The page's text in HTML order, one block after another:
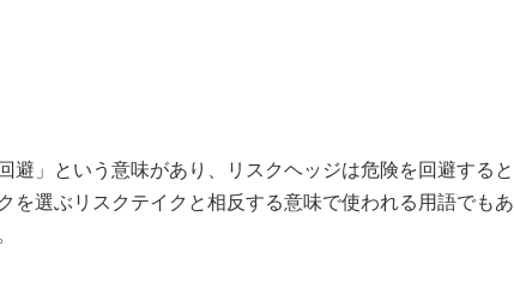
避」という意味があり、リスクヘッジは危険を回避すると
を選ぶリスクテイクと相反する意味で使われる用語でもあ